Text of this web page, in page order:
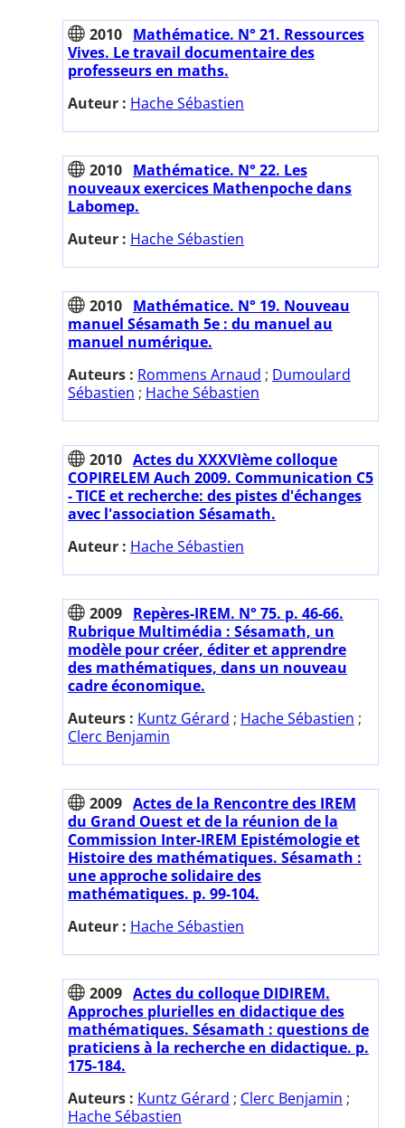
2010 Mathématice. N° 21. Ressources
Vives. Le travail documentaire des
professeurs en maths.
Auteur : Hache Sébastien
2010 Mathématice. N° 22. Les
nouveaux exercices Mathenpoche dans
Labomep.
Auteur : Hache Sébastien
2010 Mathématice. N° 19. Nouveau
manuel Sésamath 5e : du manuel au
manuel numérique.
Auteurs : Rommens Arnaud ; Dumoulard
Sébastien ; Hache Sébastien
2010 Actes du XXXVIème colloque
COPIRELEM Auch 2009. Communication C5
- TICE et recherche: des pistes d'échanges
avec l'association Sésamath.
Auteur : Hache Sébastien
2009 Repères-IREM. N° 75. p. 46-66.
Rubrique Multimédia : Sésamath, un
modèle pour créer, éditer et apprendre
des mathématiques, dans un nouveau
cadre économique.
Auteurs : Kuntz Gérard ; Hache Sébastien ;
Clerc Benjamin
2009 Actes de la Rencontre des IREM
du Grand Ouest et de la réunion de la
Commission Inter-IREM Epistémologie et
Histoire des mathématiques. Sésamath :
une approche solidaire des
mathématiques. p. 99-104.
Auteur : Hache Sébastien
2009 Actes du colloque DIDIREM.
Approches plurielles en didactique des
mathématiques. Sésamath : questions de
praticiens à la recherche en didactique. p.
175-184.
Auteurs : Kuntz Gérard ; Clerc Benjamin ;
Hache Sébastien